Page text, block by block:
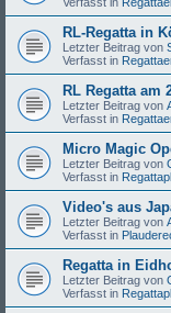
RL-Regatta in
Letzter Beitrag von
Verfasst in
RL Regatta am
Letzter Beitrag von
Verfasst in
Micro Magic
Letzter Beitrag von
Verfasst in
Video's aus
Letzter Beitrag von
Verfasst in
Regatta in
Letzter Beitrag von
Verfasst in